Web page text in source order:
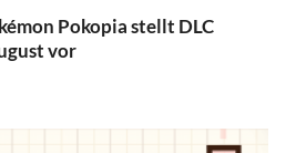
Pokopia stellt DLC
vor